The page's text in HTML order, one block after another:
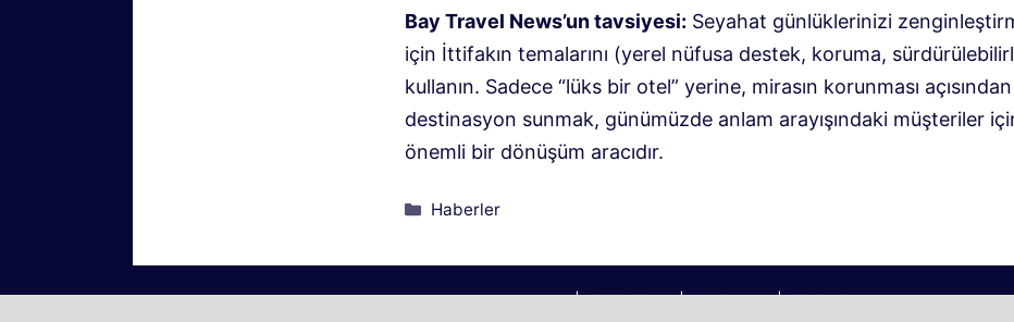
Bay Travel News’un tavsiyesi: Seyahat günlüklerinizi
için İttifakın temalarını (yerel nüfusa destek, koruma,
kullanın. Sadece “lüks bir otel” yerine, mirasın korunması
destinasyon sunmak, günümüzde anlam arayışındaki müşteriler
önemli bir dönüşüm aracıdır.
Kategoriler
Haberler
2026 | Köyümüz © | Gezi Blogu | Köyümüz@aol.com